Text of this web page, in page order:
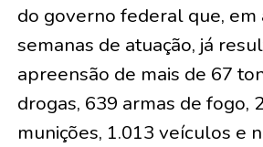
do governo federal que, em
semanas de atuação, já
apreensão de mais de 67
drogas, 639 armas de fogo,
munições, 1.013 veículos e